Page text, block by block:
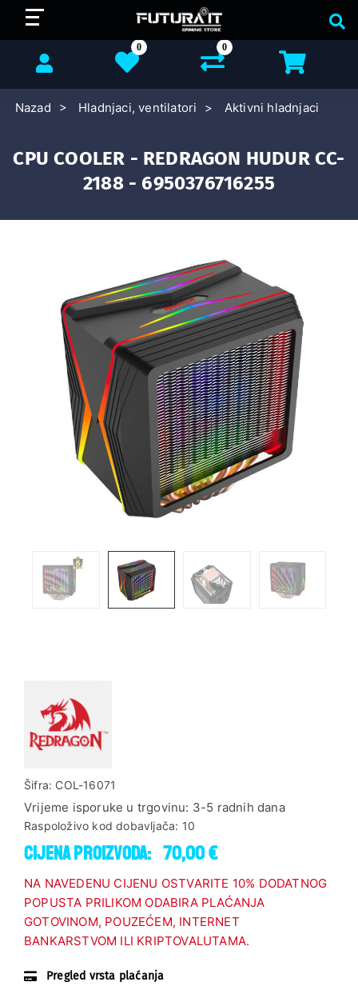
0
0
Nazad Hladnjaci, ventilatori Aktivni hladnjaci
CPU COOLER - REDRAGON HUDUR CC-
2188 - 6950376716255
Šifra: COL-16071
Vrijeme isporuke u trgovinu: 3-5 radnih dana
Raspoloživo kod dobavljača: 10
Cijena proizvoda: 70,00 €
NA NAVEDENU CIJENU OSTVARITE 10% DODATNOG
POPUSTA PRILIKOM ODABIRA PLAĆANJA
GOTOVINOM, POUZEĆEM, INTERNET
BANKARSTVOM ILI KRIPTOVALUTAMA.
Pregled vrsta plaćanja